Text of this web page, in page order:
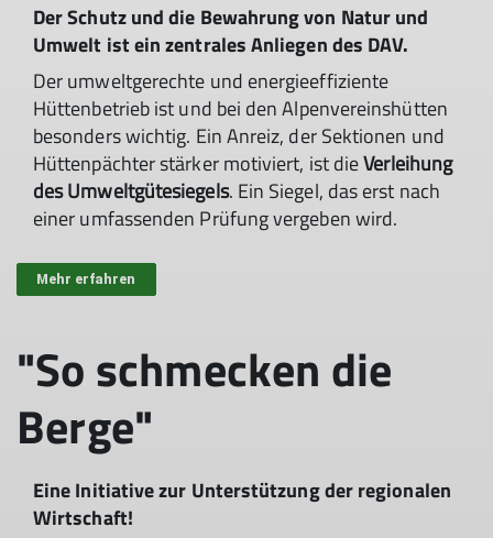
DerSchutz und die Bewahrung von Natur und
Umwelt ist ein zentrales Anliegen des DAV.
Der umweltgerechte und energieeffiziente
Hüttenbetrieb ist und bei den Alpenvereinshütten
besonders wichtig. Ein Anreiz, der Sektionen und
Hüttenpächter stärker motiviert, ist dieVerleihung
des Umweltgütesiegels. Ein Siegel, das erst nach
einer umfassenden Prüfung vergeben wird.
Mehr erfahren
"So schmecken die
Berge"
Eine Initiative zur Unterstützung der regionalen
Wirtschaft!